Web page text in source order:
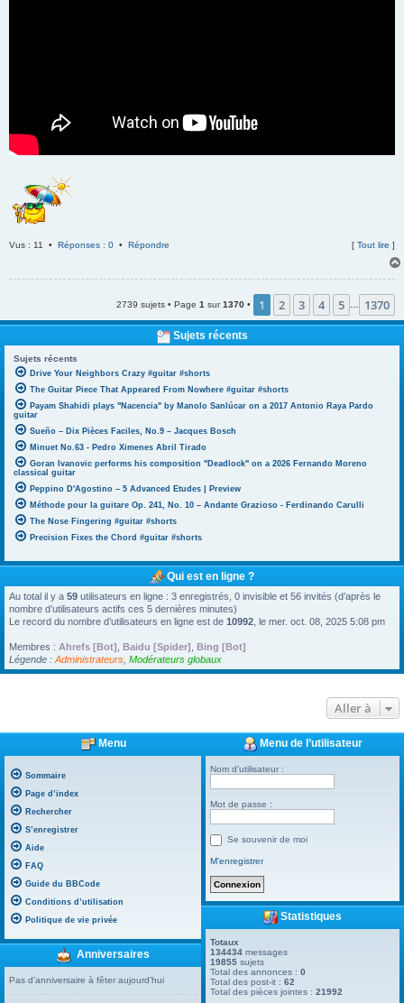
Vus : 11 • Réponses : 0 • Répondre [ Tout lire ]
2739 sujets • Page 1 sur1370 • 1 2 3 4 5 1370
Sujets récents
Sujets récents
Drive Your Neighbors Crazy #guitar #shorts
The Guitar Piece That Appeared From Nowhere #guitar #shorts
Payam Shahidi plays "Nacencia" by Manolo Sanlúcar on a 2017 Antonio Raya Pardo
guitar
Sueño – Dix Pièces Faciles, No.9 – Jacques Bosch
Minuet No.63 - Pedro Ximenes Abril Tirado
Goran Ivanovic performs his composition "Deadlock" on a 2026 Fernando Moreno
classical guitar
Peppino D'Agostino – 5 Advanced Etudes | Preview
Méthode pour la guitare Op. 241, No. 10 – Andante Grazioso - Ferdinando Carulli
The Nose Fingering #guitar #shorts
Precision Fixes the Chord #guitar #shorts
Qui est en ligne ?
Au total il y a 59 utilisateurs en ligne : 3 enregistrés, 0 invisible et 56 invités (d’après le
nombre d’utilisateurs actifs ces 5 dernières minutes)
Le record du nombre d’utilisateurs en ligne est de 10992 , le mer. oct. 08, 2025 5:08 pm
Membres : Ahrefs [Bot] Baidu [Spider] Bing [Bot]
Légende : Administrateurs Modérateurs globaux
Aller à
Menu
Sommaire
Page d’index
Rechercher
S’enregistrer
Aide
FAQ
Guide du BBCode
Conditions d’utilisation
Politique de vie privée
Anniversaires
Pas d’anniversaire à fêter aujourd’hui
Menu de l’utilisateur
Nom d’utilisateur :
Mot de passe :
Se souvenir de moi
M’enregistrer
Statistiques
Totaux
134434 messages
19855 sujets
Total des annonces :0
Total des post-it :62
Total des pièces jointes :21992